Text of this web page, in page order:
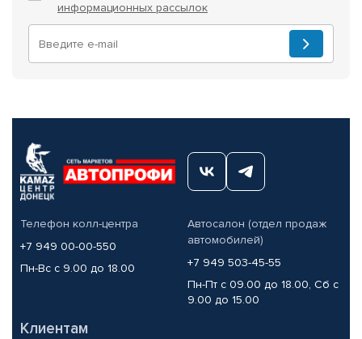
информационных рассылок
Телефон колл-центра
+7 949 00-00-550
Пн-Вс с 9.00 до 18.00
Автосалон (отдел продаж
автомобилей)
+7 949 503-45-55
Пн-Пт с 09.00 до 18.00, Сб с
9.00 до 15.00
Клиентам